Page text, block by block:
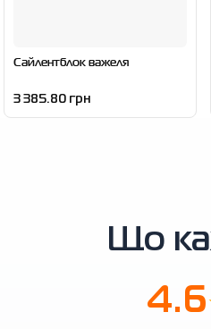
Сайлентблок важеля
3 385.80 грн
Що
4.6